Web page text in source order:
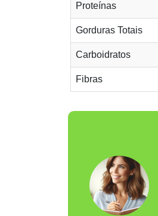
Proteínas
Gorduras Totais
Carboidratos
Fibras